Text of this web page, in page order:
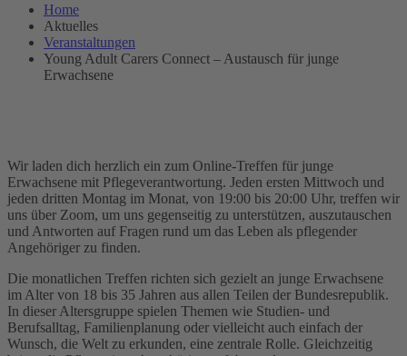
Home
Aktuelles
Veranstaltungen
Young Adult Carers Connect – Austausch für junge
Erwachsene
Wir laden dich herzlich ein zum Online-Treffen für junge
Erwachsene mit Pflegeverantwortung. Jeden ersten Mittwoch und
jeden dritten Montag im Monat, von 19:00 bis 20:00 Uhr, treffen wir
uns über Zoom, um uns gegenseitig zu unterstützen, auszutauschen
und Antworten auf Fragen rund um das Leben als pflegender
Angehöriger zu finden.
Die monatlichen Treffen richten sich gezielt an junge Erwachsene
im Alter von 18 bis 35 Jahren aus allen Teilen der Bundesrepublik.
In dieser Altersgruppe spielen Themen wie Studien- und
Berufsalltag, Familienplanung oder vielleicht auch einfach der
Wunsch, die Welt zu erkunden, eine zentrale Rolle. Gleichzeitig